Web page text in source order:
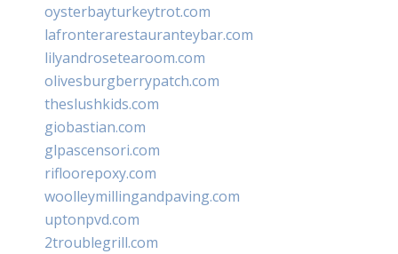
oysterbayturkeytrot.com
lafronterarestauranteybar.com
lilyandrosetearoom.com
olivesburgberrypatch.com
theslushkids.com
giobastian.com
glpascensori.com
rifloorepoxy.com
woolleymillingandpaving.com
uptonpvd.com
2troublegrill.com